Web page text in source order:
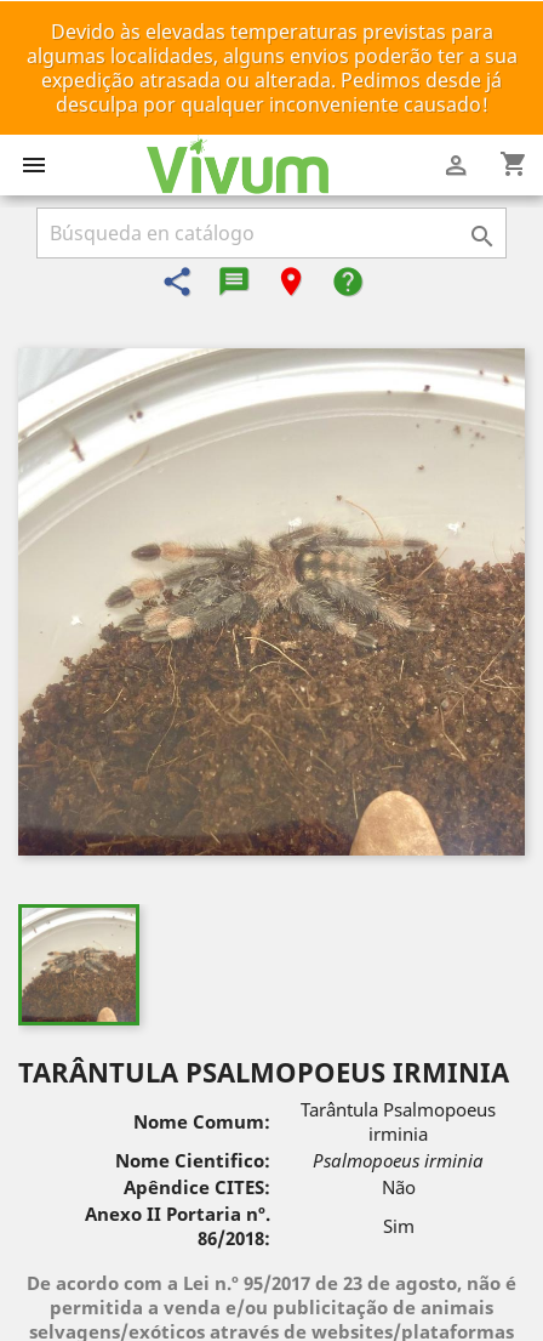
Devido às elevadas temperaturas previstas para
algumas localidades, alguns envios poderão ter a sua
expedição atrasada ou alterada. Pedimos desde já
desculpa por qualquer inconveniente causado!
 shopping_cart


share message-reply-text
room help
TARÂNTULA PSALMOPOEUS IRMINIA
Nome Comum:
Tarântula Psalmopoeus
irminia
Nome Cientifico:
Psalmopoeus irminia
Apêndice CITES:
Não
Anexo II Portaria nº.
86/2018:
Sim
De acordo com a Lei n.º 95/2017 de 23 de agosto, não é
permitida a venda e/ou publicitação de animais
selvagens/exóticos através de websites/plataformas